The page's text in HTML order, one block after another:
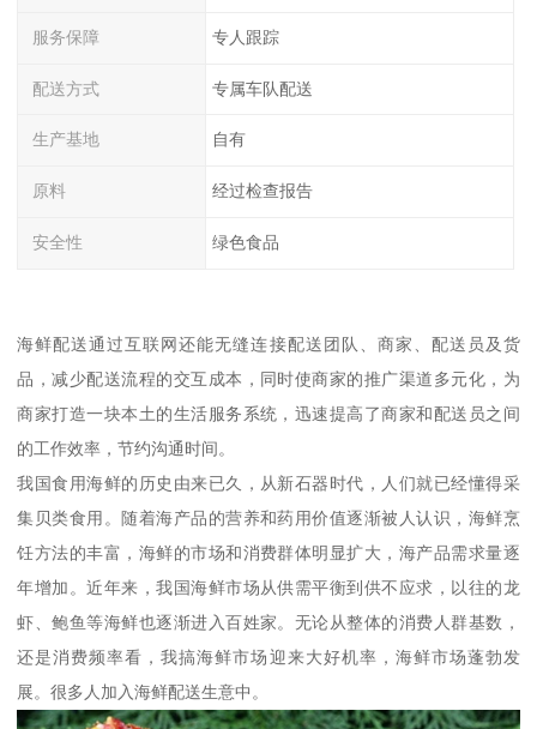
服务保障 专人跟踪
配送方式 专属车队配送
生产基地 自有
原料 经过检查报告
安全性 绿色食品
海鲜配送通过互联网还能无缝连接配送团队、商家、配送员及货
品，减少配送流程的交互成本，同时使商家的推广渠道多元化，为
商家打造一块本土的生活服务系统，迅速提高了商家和配送员之间
的工作效率，节约沟通时间。
我国食用海鲜的历史由来已久，从新石器时代，人们就已经懂得采
集贝类食用。随着海产品的营养和药用价值逐渐被人认识，海鲜烹
饪方法的丰富，海鲜的市场和消费群体明显扩大，海产品需求量逐
年增加。近年来，我国海鲜市场从供需平衡到供不应求，以往的龙
虾、鲍鱼等海鲜也逐渐进入百姓家。无论从整体的消费人群基数，
还是消费频率看，我搞海鲜市场迎来大好机率，海鲜市场蓬勃发
展。很多人加入海鲜配送生意中。